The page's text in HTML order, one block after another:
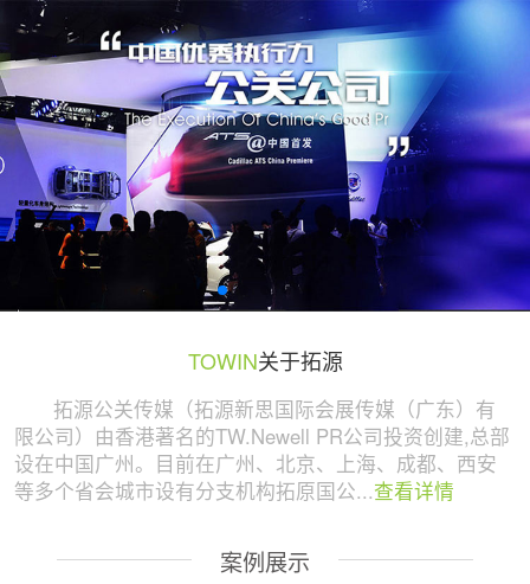
广州活动策划与执行公司 | 拓源策划
TOWIN关于拓源
拓源公关传媒（拓源新思国际会展传媒（广东）有
限公司）由香港著名的TW.Newell PR公司投资创建,总部
设在中国广州。目前在广州、北京、上海、成都、西安
等多个省会城市设有分支机构拓原国公...查看详情
案例展示